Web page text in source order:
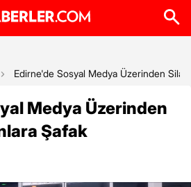
Edirne'de Sosyal Medya Üzerinden
Medya Üzerinden
Şafak